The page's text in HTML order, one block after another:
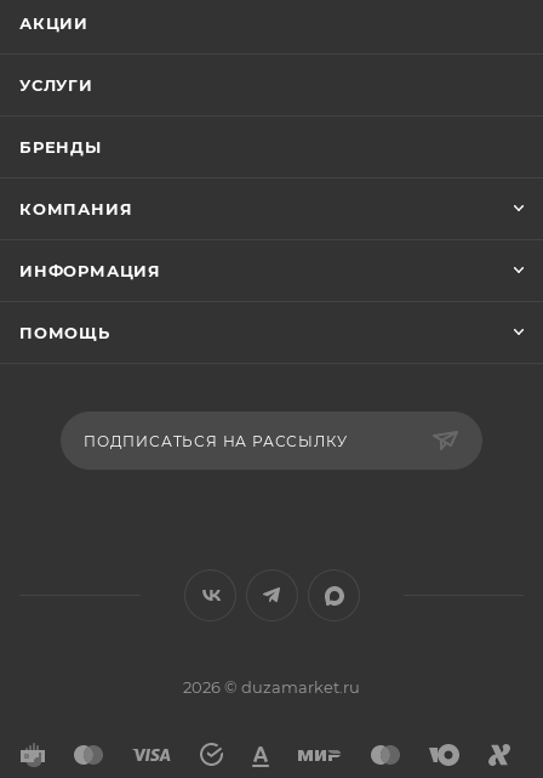
АКЦИИ
УСЛУГИ
БРЕНДЫ
КОМПАНИЯ
ИНФОРМАЦИЯ
ПОМОЩЬ
ПОДПИСАТЬСЯ НА РАССЫЛКУ
2026 © duzamarket.ru